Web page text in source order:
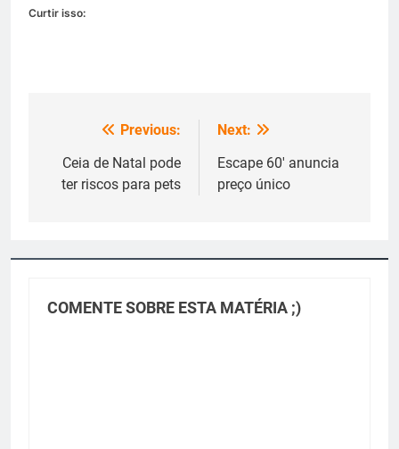
Curtir isso:
Navegação
de
Previous:
Ceia de Natal pode
ter riscos para pets
Next:
Escape 60′ anuncia
preço único
COMENTE SOBRE ESTA MATÉRIA ;)